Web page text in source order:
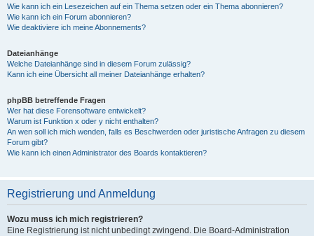
Wie kann ich ein Lesezeichen auf ein Thema setzen oder ein Thema abonnieren?
Wie kann ich ein Forum abonnieren?
Wie deaktiviere ich meine Abonnements?
Dateianhänge
Welche Dateianhänge sind in diesem Forum zulässig?
Kann ich eine Übersicht all meiner Dateianhänge erhalten?
phpBB betreffende Fragen
Wer hat diese Forensoftware entwickelt?
Warum ist Funktion x oder y nicht enthalten?
An wen soll ich mich wenden, falls es Beschwerden oder juristische Anfragen zu diesem
Forum gibt?
Wie kann ich einen Administrator des Boards kontaktieren?
Registrierung und Anmeldung
Wozu muss ich mich registrieren?
Eine Registrierung ist nicht unbedingt zwingend. Die Board-Administration